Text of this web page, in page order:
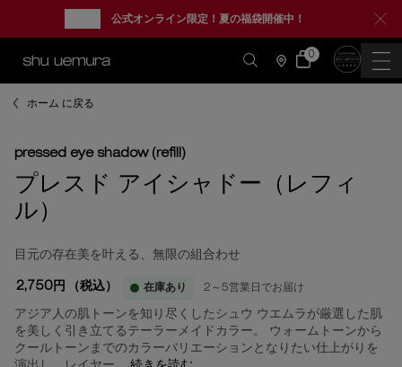
公式オンライン限定！夏の福袋開催中！
店
情
カ 0
0 カート内の製品
ホーム に戻る
pressed eye shadow (refill)
プレスド アイシャドー（レフィ
ル）
目元の存在美を叶える、無限の組合わせ
2,750円 （税込） 在庫あり 2～5営業日でお届け
アジア人の肌トーンを知り尽くしたシュウ ウエムラが厳選した肌
を美しく引き立てるテーラーメイドカラー。 ウォームトーンから
クールトーンまでのカラーバリエーションとなりたい仕上がりを